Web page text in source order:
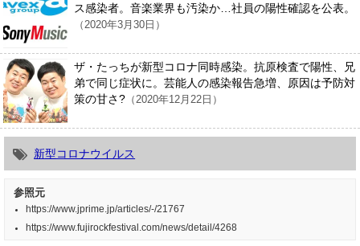
ス感染者。音楽業界も汚染か…社員の陽性確認を公表。
（2020年3月30日）
ザ・たっちが新型コロナ同時感染。抗原検査で陽性、兄
弟で同じ症状に。芸能人の感染報告急増、原因は予防対
策の甘さ? （2020年12月22日）
新型コロナウイルス
参照元
https://www.jprime.jp/articles/-/21767
https://www.fujirockfestival.com/news/detail/4268